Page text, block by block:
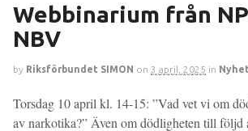
Webbinarium från
NBV
by Riksförbundet SIMON on 3 april, 2025 in
Torsdag 10 april kl. 14-15: ”Vad vet vi om
av narkotika?” Även om dödligheten till följd